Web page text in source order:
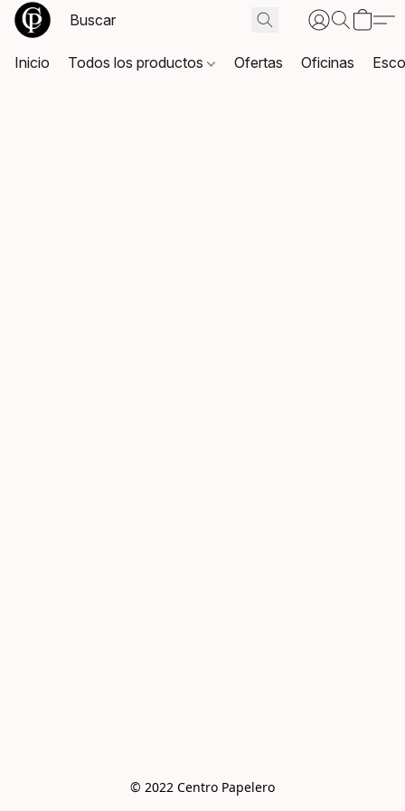
Inicio Todos los productos Ofertas Oficinas
© 2022 Centro Papelero